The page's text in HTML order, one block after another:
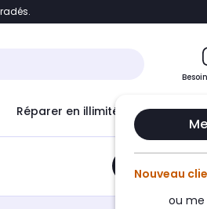
Accéder directement au
Nouveau
ou
Réparer en illimité avec Le Club
Ajouter au